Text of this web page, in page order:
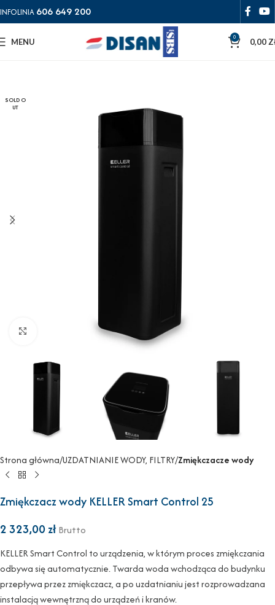
INFOLINIA 606 649 200
MENU 0 0,00
SOLD O
UT
Strona główna UZDATNIANIE WODY, FILTRY Zmiękczacze wody
Zmiękczacz wody KELLER Smart Control 25
2 323,00zł Brutto
KELLER Smart Control to urządzenia, w którym proces zmiękczania
odbywa się automatycznie. Twarda woda wchodząca do budynku
przepływa przez zmiękczacz, a po uzdatnianiu jest rozprowadzana
instalacją wewnętrzną do urządzeń i kranów.